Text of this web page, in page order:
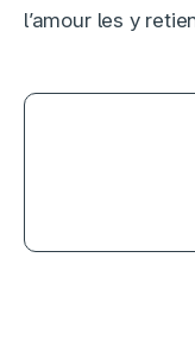
l’amour les y